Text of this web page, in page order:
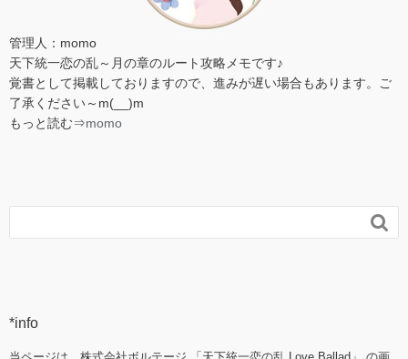
管理人：momo
天下統一恋の乱～月の章のルート攻略メモです♪
覚書として掲載しておりますので、進みが遅い場合もあります。ご
了承ください～m(__)m
もっと読む⇒momo

*info